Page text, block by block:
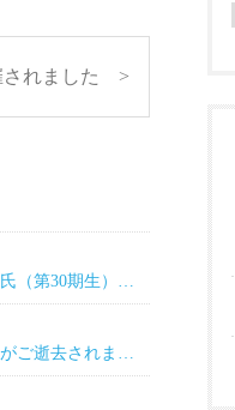
されました >
【訃報】同窓会前会長の隅田一稔氏（第30期生）がご逝去されました。
【訃報】深川真教氏（第20期生）がご逝去されました。